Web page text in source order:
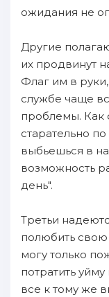
ожидания не
Другие
их продвинут
Флаг им в
службе чаще
проблемы. Как
старательно
выбьешься в
возможность
день".
Третьи
полюбить
могу только
потратить
все к тому же